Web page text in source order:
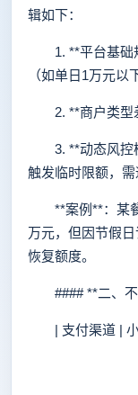
辑如下：
1. **平台基础
（如单日1万元以
2. **商户类型差
3. **动态风控
触发临时限额，需
**案例**：某餐
万元，但因节假
恢复额度。
#### **二、不
| 支付渠道 | 小